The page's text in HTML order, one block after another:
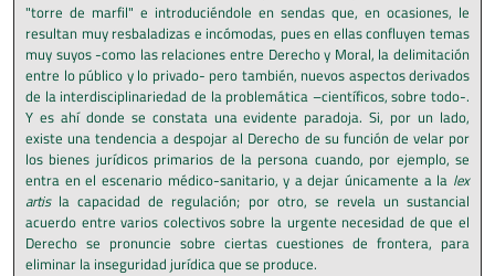
"torre de marfil" e introduciéndole en sendas que, en ocasiones, le
resultan muy resbaladizas e incómodas, pues en ellas confluyen temas
muy suyos -como las relaciones entre Derecho y Moral, la delimitación
entre lo público y lo privado- pero también, nuevos aspectos derivados
de la interdisciplinariedad de la problemática –científicos, sobre todo-.
Y es ahí donde se constata una evidente paradoja. Si, por un lado,
existe una tendencia a despojar al Derecho de su función de velar por
los bienes jurídicos primarios de la persona cuando, por ejemplo, se
entra en el escenario médi­co-sanitario, y a dejar únicamente a la lex
artis la capacidad de regula­ción; por otro, se revela un sustancial
acuerdo entre varios colectivos so­bre la urgente necesidad de que el
Derecho se pronuncie sobre ciertas cuestiones de frontera, para
eliminar la inseguridad jurídica que se pro­duce.